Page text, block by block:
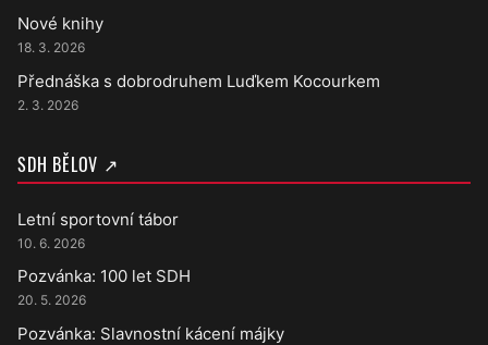
Nové knihy
18. 3. 2026
Přednáška s dobrodruhem Luďkem Kocourkem
2. 3. 2026
SDH BĚLOV ↗
Letní sportovní tábor
10. 6. 2026
Pozvánka: 100 let SDH
20. 5. 2026
Pozvánka: Slavnostní kácení májky